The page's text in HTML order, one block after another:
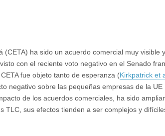
ha sido un acuerdo comercial muy visible
con el reciente voto negativo en el Senado
fue objeto tanto de esperanza (Kirkpatrick et
negativo sobre las pequeñas empresas de la UE
de los acuerdos comerciales, ha sido
TLC, sus efectos tienden a ser complejos y